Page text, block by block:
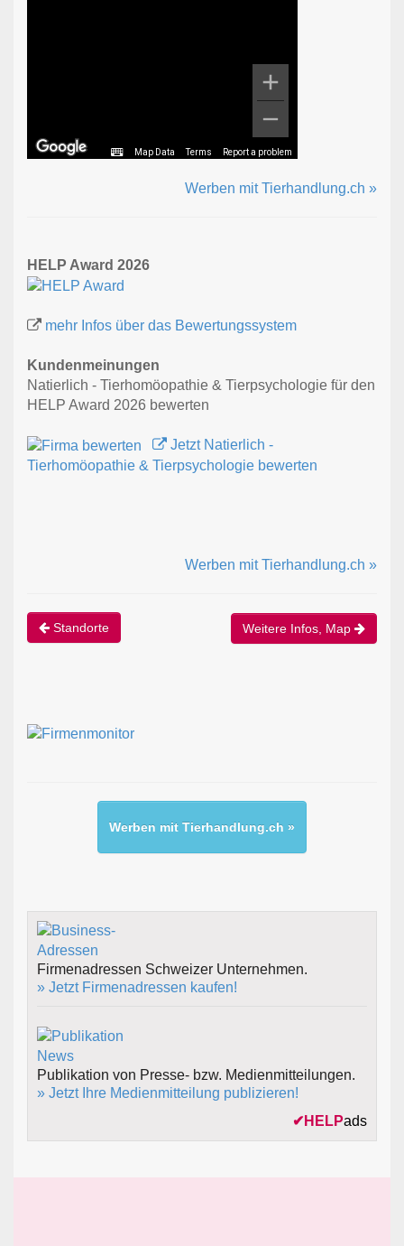
Map Data Terms Report a problem
Werben mit Tierhandlung.ch »
HELP Award 2026
mehr Infos über das Bewertungssystem
Kundenmeinungen
Natierlich - Tierhomöopathie & Tierpsychologie für den
HELP Award 2026 bewerten
Jetzt Natierlich -
Tierhomöopathie & Tierpsychologie bewerten
Werben mit Tierhandlung.ch »
Standorte Weitere Infos, Map
Werben mit Tierhandlung.ch »
Firmenadressen Schweizer Unternehmen.
» Jetzt Firmenadressen kaufen!
Publikation von Presse- bzw. Medienmitteilungen.
» Jetzt Ihre Medienmitteilung publizieren!
✔ HELPads